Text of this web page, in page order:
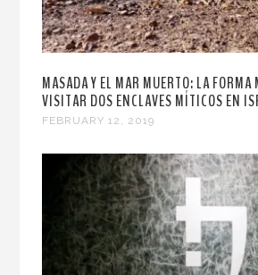
MASADA Y EL MAR MUERTO: LA FORMA
VISITAR DOS ENCLAVES MÍTICOS EN
FEBRUARY 12, 2019